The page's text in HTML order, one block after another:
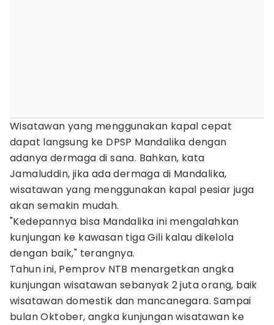
Wisatawan yang menggunakan kapal cepat
dapat langsung ke DPSP Mandalika dengan
adanya dermaga di sana. Bahkan, kata
Jamaluddin, jika ada dermaga di Mandalika,
wisatawan yang menggunakan kapal pesiar juga
akan semakin mudah.
"Kedepannya bisa Mandalika ini mengalahkan
kunjungan ke kawasan tiga Gili kalau dikelola
dengan baik," terangnya.
Tahun ini, Pemprov NTB menargetkan angka
kunjungan wisatawan sebanyak 2 juta orang, baik
wisatawan domestik dan mancanegara. Sampai
bulan Oktober, angka kunjungan wisatawan ke